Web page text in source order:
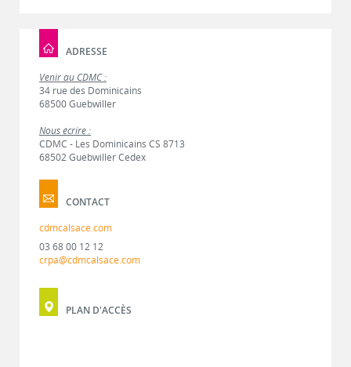
ADRESSE
Venir au CDMC :
34 rue des Dominicains
68500 Guebwiller
Nous écrire :
CDMC - Les Dominicains CS 8713
68502 Guebwiller Cedex
CONTACT
cdmcalsace.com
03 68 00 12 12
crpa@cdmcalsace.com
PLAN D'ACCÈS